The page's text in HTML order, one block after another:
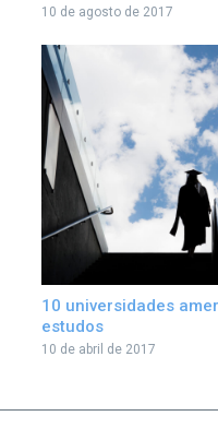
10 de agosto de 2017
10 universidades
estudos
10 de abril de 2017